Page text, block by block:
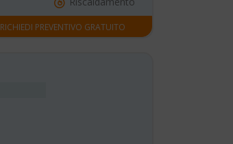
RICHIEDI PREVENTIVO GRATUITO